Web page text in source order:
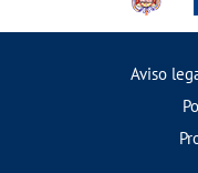
Aviso